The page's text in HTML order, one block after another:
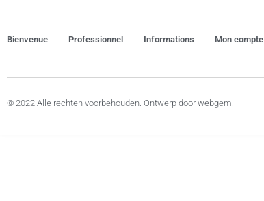
Bienvenue Professionnel Informations Mon compte
© 2022 Alle rechten voorbehouden. Ontwerp door webgem.